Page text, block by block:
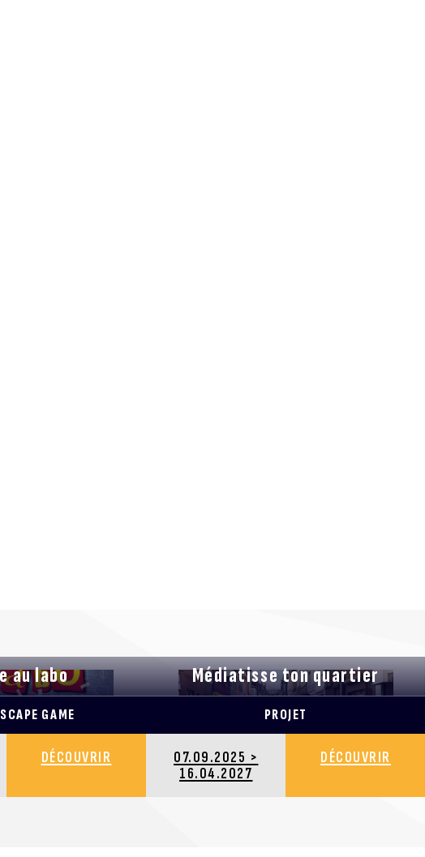
au labo
GAME
DÉCOUVRIR
Médiatisse ton quartier
PROJET
07.09.2025 >
16.04.2027
DÉCOUVRIR